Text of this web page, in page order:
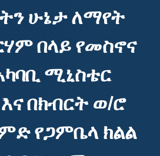
ሁኔታ ለማየት
በላይ የመስኖና
ሚኒስቴር
በክብርት ወ/ሮ
የጋምቤላ ክልል